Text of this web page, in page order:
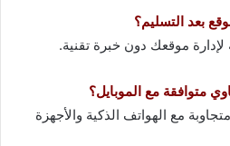
بعد التسليم؟
موقعك دون خبرة تقنية.
متوافقة مع الموبايل؟
مع الهواتف الذكية والأجهزة